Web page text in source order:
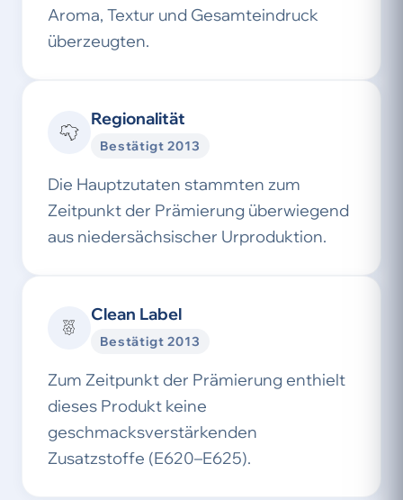
Aroma, Textur und Gesamteindruck
überzeugten.
Regionalität
Bestätigt 2013
Die Hauptzutaten stammten zum
Zeitpunkt der Prämierung überwiegend
aus niedersächsischer Urproduktion.
Clean Label
Bestätigt 2013
Zum Zeitpunkt der Prämierung enthielt
dieses Produkt keine
geschmacksverstärkenden
Zusatzstoffe (E620–E625).